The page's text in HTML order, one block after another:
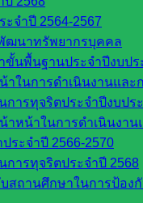
จำปี 2564-2567
ฒนาทรัพยากรบุคคล
ขั้นพื้นฐานประจำปีงบป
าในการดำเนินงานแล
การทุจริตประจำปีงบปร
าหน้าในการดำเนินงา
ระจำปี 2566-2570
ารทุจริตประจำปี 2568
สถานศึกษาในการป้อง